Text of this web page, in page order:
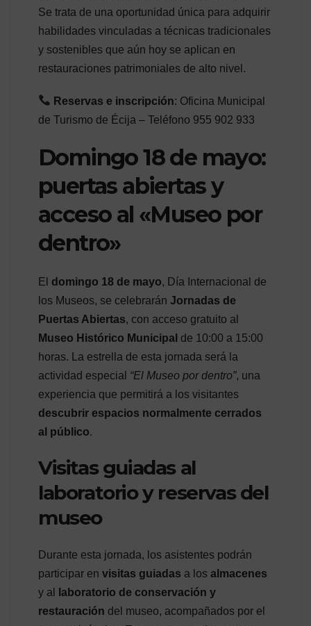
Se trata de una oportunidad única para adquirir
habilidades vinculadas a técnicas tradicionales
y sostenibles que aún hoy se aplican en
restauraciones patrimoniales de alto nivel.
Reservas e inscripción: Oficina Municipal
de Turismo de Écija – Teléfono 955 902 933
Domingo 18 de mayo:
puertas abiertas y
acceso al «Museo por
dentro»
El domingo 18 de mayo, Día Internacional de
los Museos, se celebrarán Jornadas de
Puertas Abiertas, con acceso gratuito al
Museo Histórico Municipal de 10:00 a 15:00
horas. La estrella de esta jornada será la
actividad especial “El Museo por dentro”, una
experiencia que permitirá a los visitantes
descubrir espacios normalmente cerrados
al público.
Visitas guiadas al
laboratorio y reservas del
museo
Durante esta jornada, los asistentes podrán
participar en visitas guiadas a los almacenes
y al
laboratorio de conservación y
restauración del museo, acompañados por el